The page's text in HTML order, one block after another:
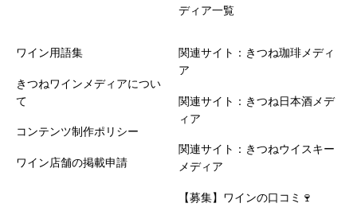
ディア一覧
ワイン用語集
きつねワインメディアについ
て
コンテンツ制作ポリシー
ワイン店舗の掲載申請
関連サイト：きつね珈琲メディ
ア
関連サイト：きつね日本酒メデ
ィア
関連サイト：きつねウイスキー
メディア
【募集】ワインの口コミ🍷